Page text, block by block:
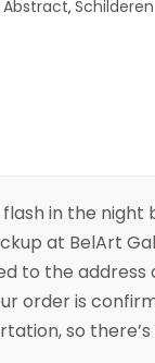
Abstract, Schilderen
in the night
at BelArt
to the address
order is
so there’s